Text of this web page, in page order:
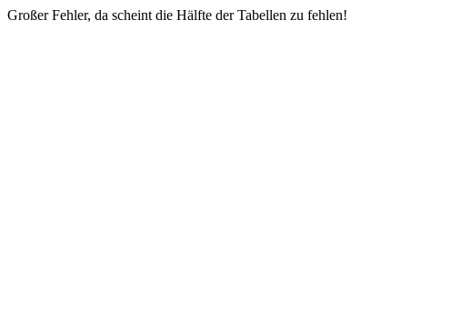
Großer Fehler, da scheint die Hälfte der Tabellen zu fehlen!